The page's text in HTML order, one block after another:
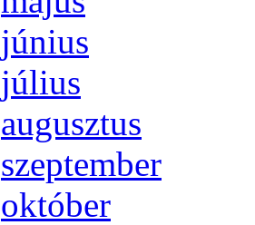
jú­ni­us
jú­li­us
au­gusz­tus
szep­tem­ber
ok­tó­ber